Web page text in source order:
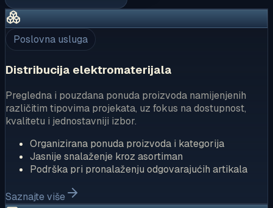
Poslovna usluga
Distribucija elektromaterijala
Pregledna i pouzdana ponuda proizvoda namijenjenih
različitim tipovima projekata, uz fokus na dostupnost,
kvalitetu i jednostavniji izbor.
Organizirana ponuda proizvoda i kategorija
Jasnije snalaženje kroz asortiman
Podrška pri pronalaženju odgovarajućih artikala
Saznajte više